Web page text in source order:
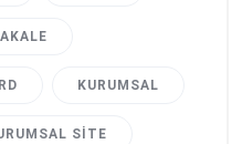
KURUMSAL
SITE